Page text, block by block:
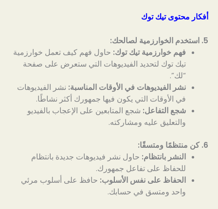
أفكار محتوى تيك توك
5. استخدم الخوارزمية لصالحك:
فهم خوارزمية تيك توك: حاول فهم كيف تعمل خوارزمية
تيك توك لتحديد الفيديوهات التي ستعرض على صفحة
“لك”.
نشر الفيديوهات في الأوقات المناسبة: نشر الفيديوهات
في الأوقات التي يكون فيها جمهورك أكثر نشاطًا.
شجع التفاعل: شجع المتابعين على الإعجاب بالفيديو
والتعليق عليه ومشاركته.
6. كن منتظمًا ومتسقًا:
النشر بانتظام: حاول نشر فيديوهات جديدة بانتظام
للحفاظ على تفاعل جمهورك.
الحفاظ على نفس الأسلوب: حافظ على أسلوب مرئي
واحد ومتسق في حسابك.